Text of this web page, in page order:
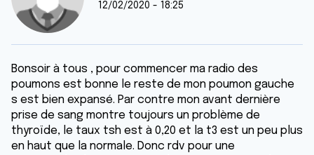
12/02/2020 - 18:25
Bonsoir à tous , pour commencer ma radio des
poumons est bonne le reste de mon poumon gauche
s est bien expansé. Par contre mon avant dernière
prise de sang montre toujours un problème de
thyroïde, le taux tsh est à 0,20 et la t3 est un peu plus
en haut que la normale. Donc rdv pour une